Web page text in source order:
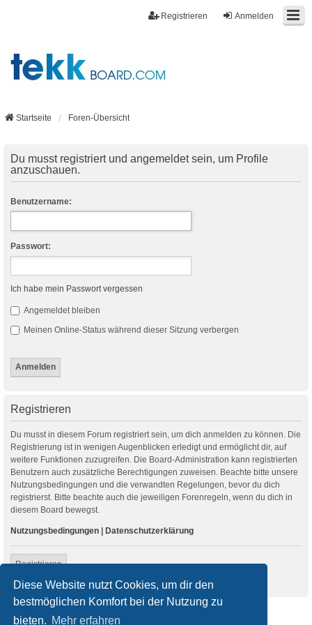
Diese Website nutzt Cookies, um dir den
bestmöglichen Komfort bei der Nutzung zu
bieten. Mehr erfahren
Anmelden
Registrieren
Startseite Foren-Übersicht
Du musst registriert und angemeldet sein, um Profile
anzuschauen.
Benutzername:
Passwort:
Ich habe mein Passwort vergessen
Angemeldet bleiben
Meinen Online-Status während dieser Sitzung verbergen
Registrieren
Du musst in diesem Forum registriert sein, um dich anmelden zu können. Die
Registrierung ist in wenigen Augenblicken erledigt und ermöglicht dir, auf
weitere Funktionen zuzugreifen. Die Board-Administration kann registrierten
Benutzern auch zusätzliche Berechtigungen zuweisen. Beachte bitte unsere
Nutzungsbedingungen und die verwandten Regelungen, bevor du dich
registrierst. Bitte beachte auch die jeweiligen Forenregeln, wenn du dich in
diesem Board bewegst.
Nutzungsbedingungen | Datenschutzerklärung
Registrieren
Startseite Foren-Übersicht